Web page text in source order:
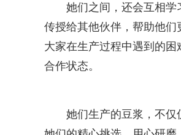
她们之间，还会互相学
传授给其他伙伴，帮助他们
大家在生产过程中遇到的
合作状态。
她们生产的豆浆，不